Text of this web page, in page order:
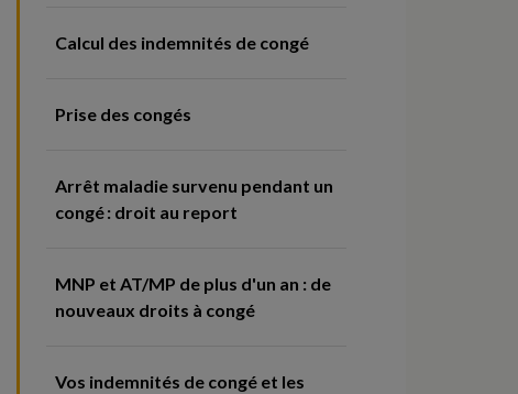
Calcul des indemnités de congé
Prise des congés
Arrêt maladie survenu pendant un
congé : droit au report
MNP et AT/MP de plus d'un an : de
nouveaux droits à congé
Vos indemnités de congé et les